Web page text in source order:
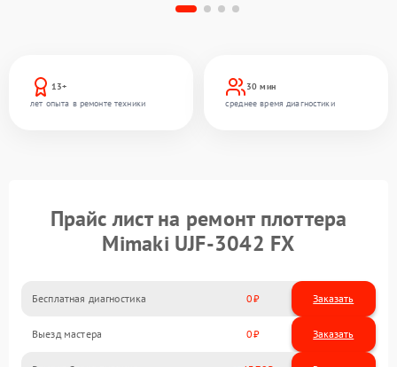
13+
лет опыта в ремонте техники
30 мин
среднее время диагностики
Прайс лист на ремонт плоттера
Mimaki UJF-3042 FX
Бесплатная диагностика 0 Заказать
Выезд мастера 0 Заказать